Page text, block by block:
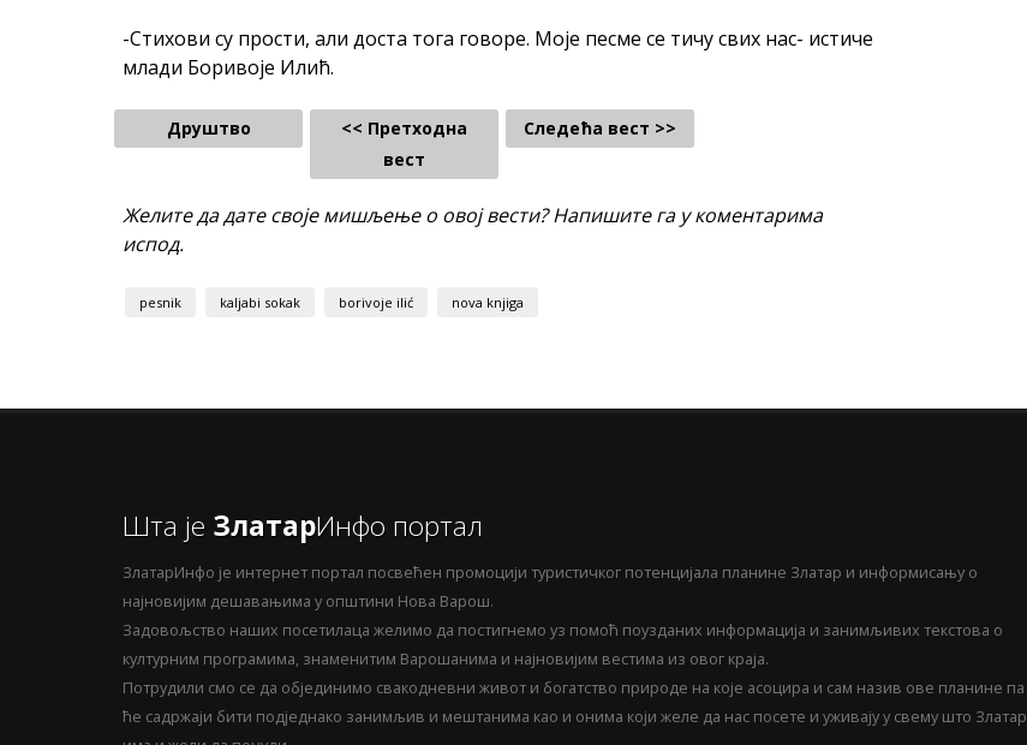
-Стихови су прости, али доста тога говоре. Моје песме се тичу свих нас- истиче
млади Боривоје Илић.
Друштво
<< Претходна
вест
Следећа вест >>
Желите да дате своје мишљење о овој вести? Напишите га у коментарима
испод.
pesnik kaljabi sokak borivoje ilić nova knjiga
Шта је ЗлатарИнфо портал
ЗлатарИнфо је интернет портал посвећен промоцији туристичког потенцијала планине Златар и информисању о
најновијим дешавањима у општини Нова Варош.
Задовољство наших посетилаца желимо да постигнемо уз помоћ поузданих информација и занимљивих текстова о
културним програмима, знаменитим Варошанима и најновијим вестима из овог краја.
Потрудили смо се да објединимо свакодневни живот и богатство природе на које асоцира и сам назив ове планине па
ће садржаји бити подједнако занимљив и мештанима као и онима који желе да нас посете и уживају у свему што Златар